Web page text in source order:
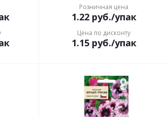
Розничная цена
1.22руб./упак
Цена по дисконту
1.15руб./упак